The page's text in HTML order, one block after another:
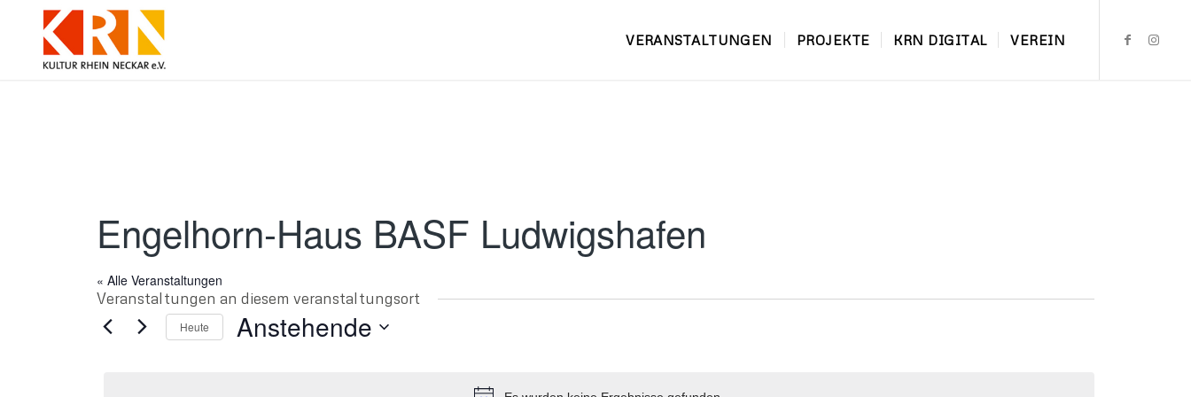
VERANSTALTUNGEN PROJEKTE KRN DIGITAL VEREIN
Engelhorn-Haus BASF Ludwigshafen
« Alle Veranstaltungen
Veranstaltungen an diesem veranstaltungsort
Heute Anstehende